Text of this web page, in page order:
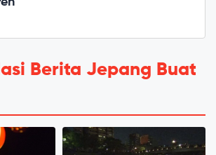
Berita Jepang Buat